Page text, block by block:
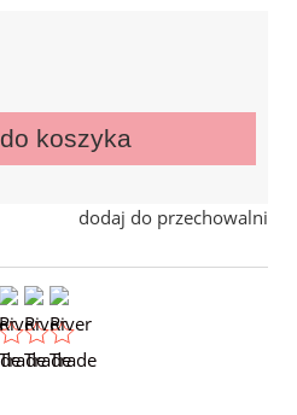
do koszyka
dodaj do przechowalni